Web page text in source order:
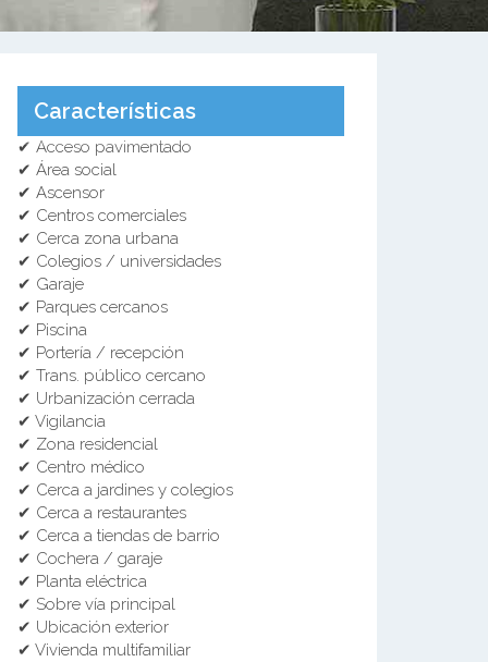
Características
✔ Acceso pavimentado
✔ Área social
✔ Ascensor
✔ Centros comerciales
✔ Cerca zona urbana
✔ Colegios / universidades
✔ Garaje
✔ Parques cercanos
✔ Piscina
✔ Portería / recepción
✔ Trans. público cercano
✔ Urbanización cerrada
✔ Vigilancia
✔ Zona residencial
✔ Centro médico
✔ Cerca a jardines y colegios
✔ Cerca a restaurantes
✔ Cerca a tiendas de barrio
✔ Cochera / garaje
✔ Planta eléctrica
✔ Sobre vía principal
✔ Ubicación exterior
✔ Vivienda multifamiliar